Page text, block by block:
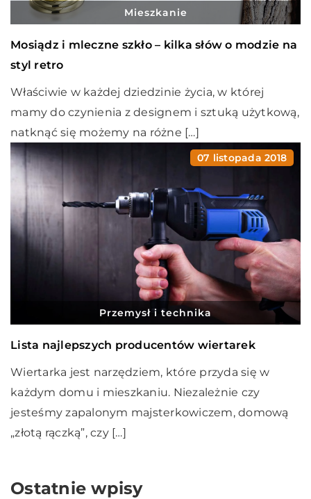
Mieszkanie
Mosiądz i mleczne szkło – kilka słów o modzie na
styl retro
Właściwie w każdej dziedzinie życia, w której
mamy do czynienia z designem i sztuką użytkową,
natknąć się możemy na różne […]
07 listopada 2018
Przemysł i technika
Lista najlepszych producentów wiertarek
Wiertarka jest narzędziem, które przyda się w
każdym domu i mieszkaniu. Niezależnie czy
jesteśmy zapalonym majsterkowiczem, domową
„złotą rączką”, czy […]
Ostatnie wpisy